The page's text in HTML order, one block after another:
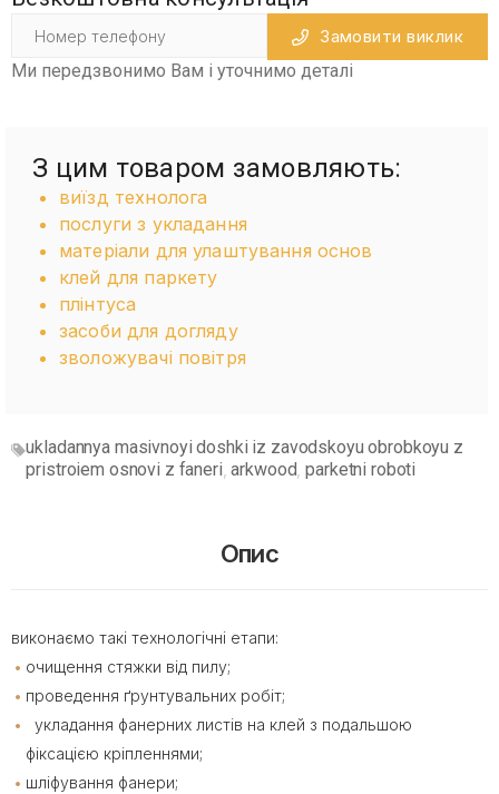
Замовити виклик
Ми передзвонимо Вам і уточнимо деталі
З цим товаром замовляють:
виїзд технолога
послуги з укладання
матеріали для улаштування основ
клей для паркету
плінтуса
засоби для догляду
зволожувачі повітря
ukladannya masivnoyi doshki iz zavodskoyu obrobkoyu z
pristroiem osnovi z faneri ,arkwood ,parketni roboti
Опис
виконаємо такі технологічні етапи:
очищення стяжки від пилу;
проведення ґрунтувальних робіт;
укладання фанерних листів на клей з подальшою
фіксацією кріпленнями;
шліфування фанери;